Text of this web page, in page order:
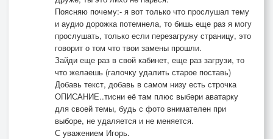
Поясняю почему:- я вот только что прослушал тему
и аудио дорожка потемнела, то бишь еще раз я могу
прослушать, только если перезагружу страницу, это
говорит о том что твои замены прошли.
Зайди еще раз в свой кабинет, еще раз загрузи, то
что желаешь (галочку удалить старое поставь)
Добавь текст, добавь в самом низу есть строчка
ОПИСАНИЕ..тисни её там плюс выбери аватарку
для своей темы, будь с фото внимателен при
выборе, не удаляется и не меняется.
С уважением Игорь.